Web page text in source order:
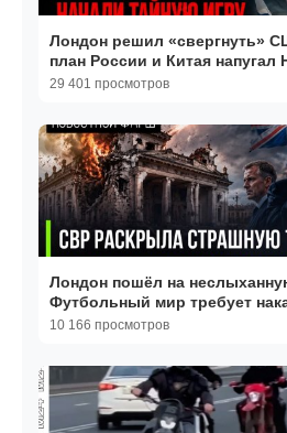
Лондон решил «свергнуть»
план России и Китая напугал
29 401 просмотров
Лондон пошёл на
Футбольный мир требует
10 166 просмотров